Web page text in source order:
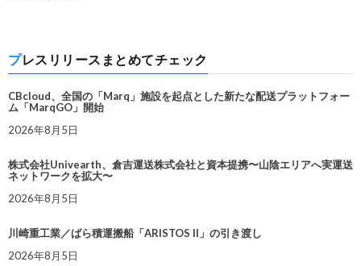
プレスリリースまとめてチェック
CBcloud、全国の「Marq」施設を起点とした新たな配送プラットフォー
ム「MarqGO」開始
2026年8月5日
株式会社Univearth、倉吉運送株式会社と資本提携〜山陰エリアへ実運送
ネットワークを拡大〜
2026年8月5日
川崎重工業／ばら積運搬船「ARISTOS II」の引き渡し
2026年8月5日